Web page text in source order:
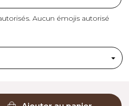
Aucun émojis autorisé